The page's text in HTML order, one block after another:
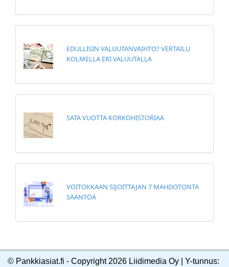
EDULLISIN VALUUTANVAIHTO? VERTAILU
KOLMELLA ERI VALUUTALLA
SATA VUOTTA KORKOHISTORIAA
VOITOKKAAN SIJOITTAJAN 7 MAHDOTONTA
SÄÄNTÖÄ
© Pankkiasiat.fi - Copyright 2026 Liidimedia Oy | Y-tunnus: